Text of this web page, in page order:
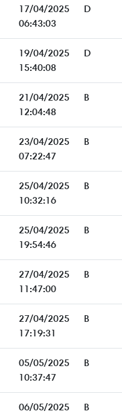
17/04/2025
06:43:03
D
19/04/2025
15:40:08
D
21/04/2025
12:04:48
B
23/04/2025
07:22:47
B
25/04/2025
10:32:16
B
25/04/2025
19:54:46
B
27/04/2025
11:47:00
B
27/04/2025
17:19:31
B
05/05/2025
10:37:47
B
06/05/2025
B